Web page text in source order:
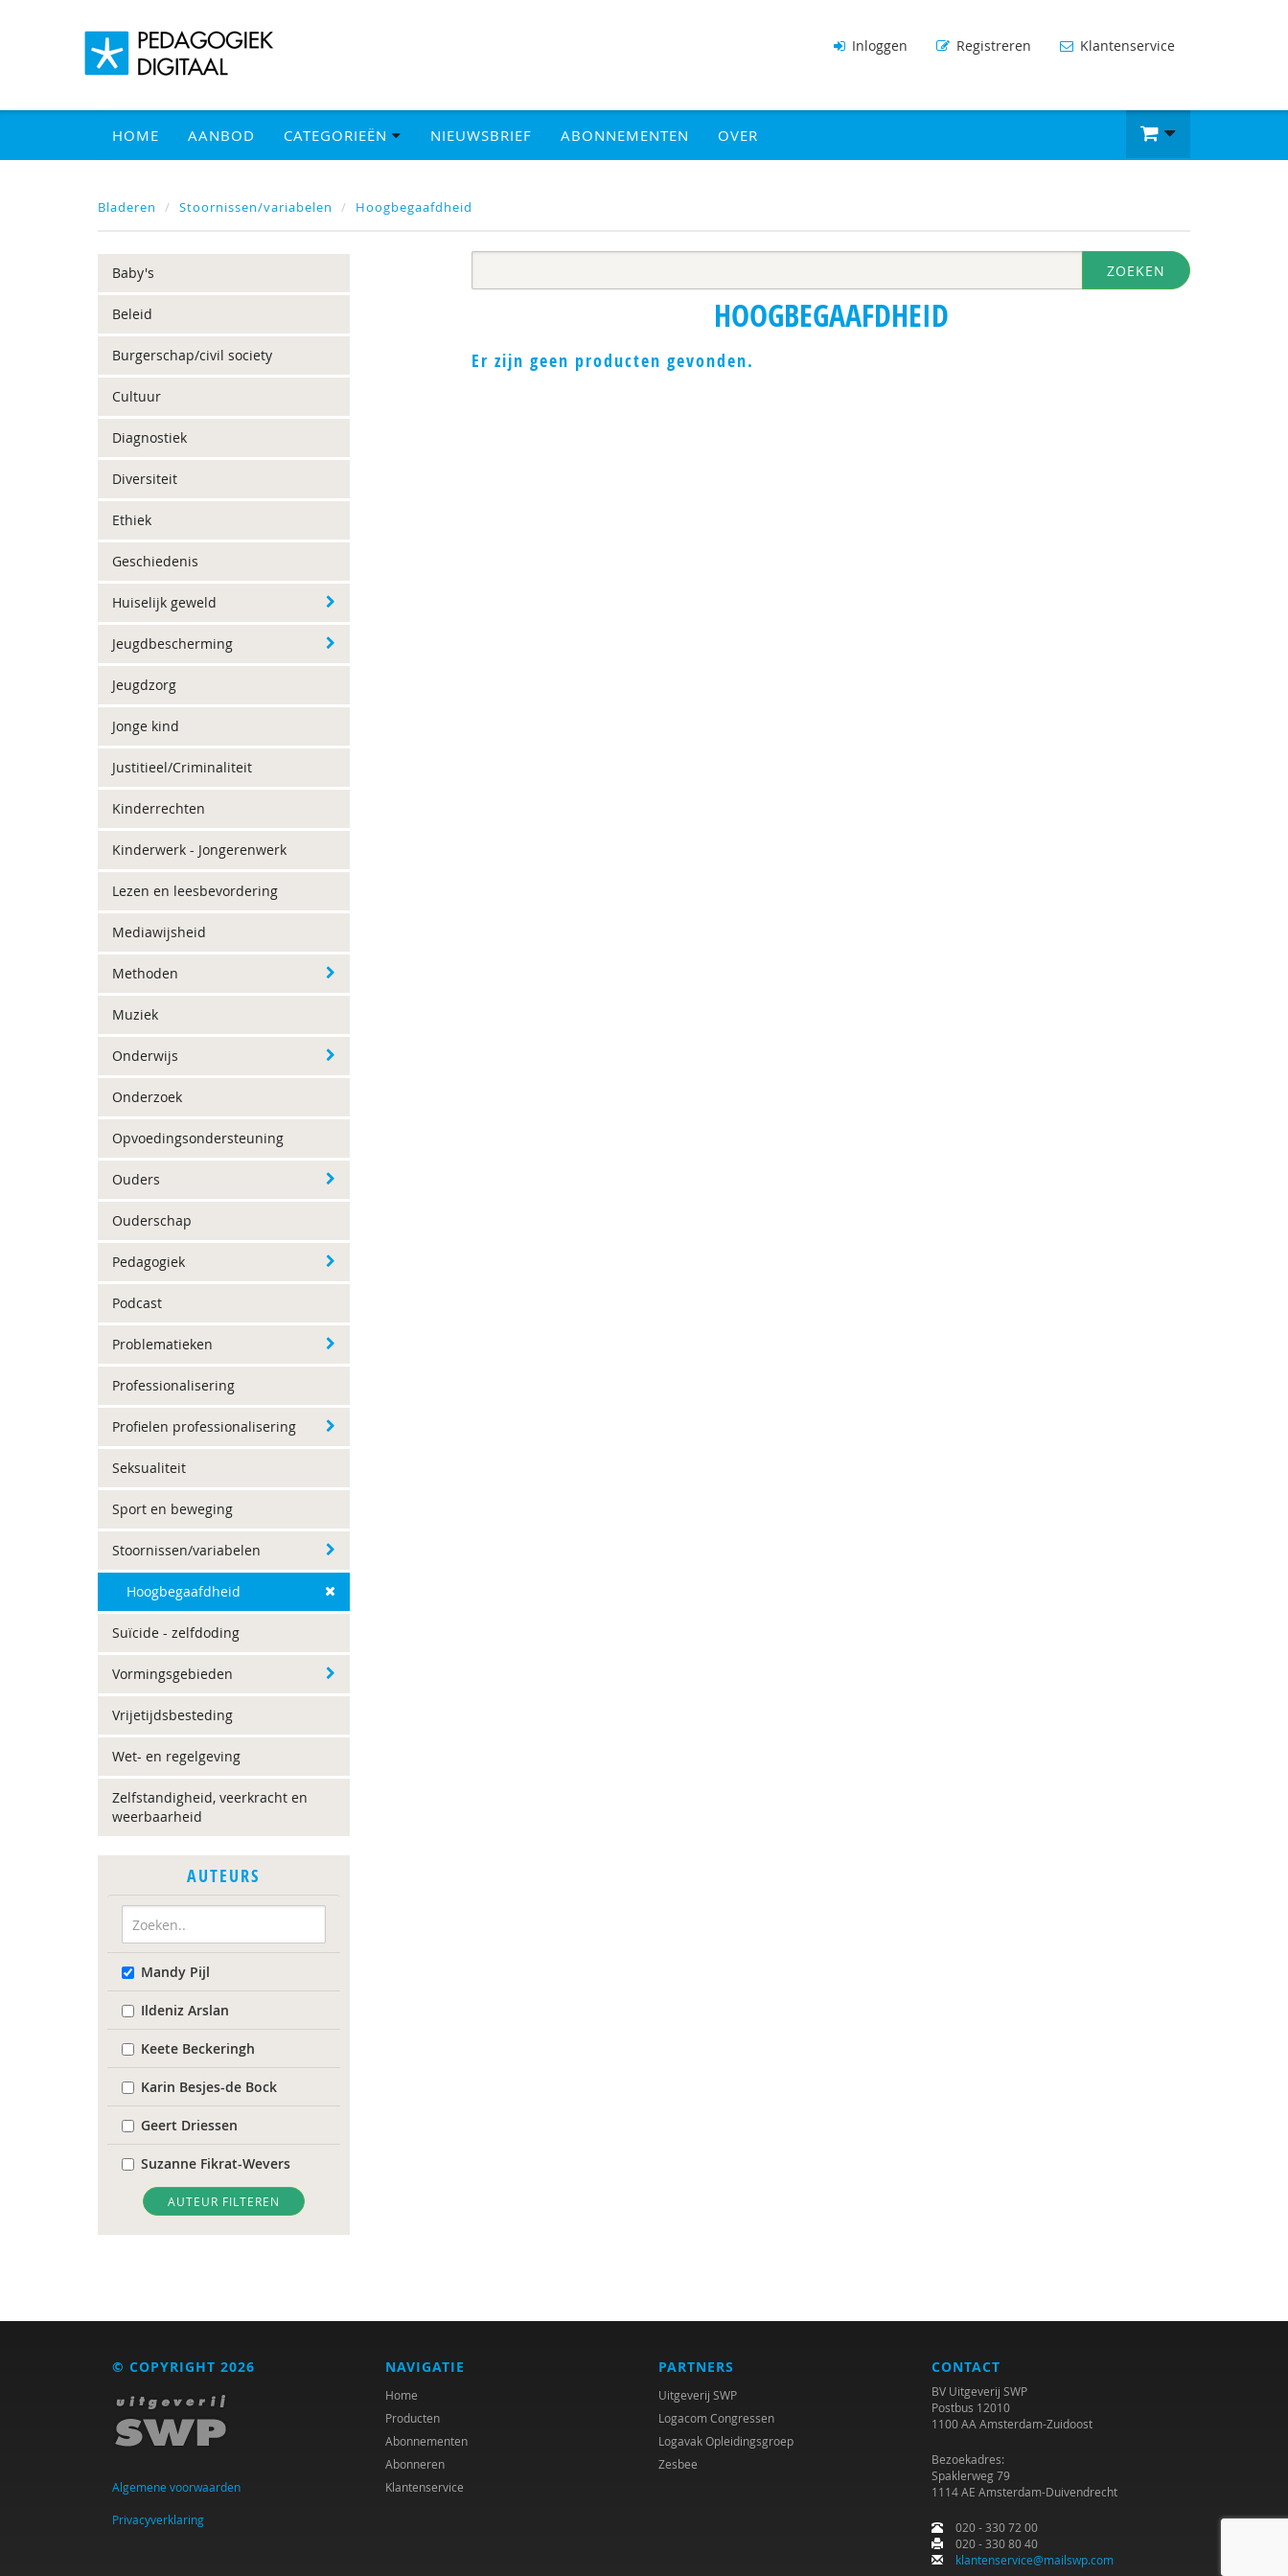
Inloggen Registreren Klantenservice
HOME AANBOD CATEGORIEËN NIEUWSBRIEF ABONNEMENTEN OVER
Bladeren Stoornissen/variabelen Hoogbegaafdheid
Baby's
Beleid
Burgerschap/civil society
Cultuur
Diagnostiek
Diversiteit
Ethiek
Geschiedenis
Huiselijk geweld
Jeugdbescherming
Jeugdzorg
Jonge kind
Justitieel/Criminaliteit
Kinderrechten
Kinderwerk - Jongerenwerk
Lezen en leesbevordering
Mediawijsheid
Methoden
Muziek
Onderwijs
Onderzoek
Opvoedingsondersteuning
Ouders
Ouderschap
Pedagogiek
Podcast
Problematieken
Professionalisering
Profielen professionalisering
Seksualiteit
Sport en beweging
Stoornissen/variabelen
Hoogbegaafdheid
Suïcide - zelfdoding
Vormingsgebieden
Vrijetijdsbesteding
Wet- en regelgeving
Zelfstandigheid, veerkracht en
weerbaarheid
AUTEURS
Mandy Pijl
Ildeniz Arslan
Keete Beckeringh
Karin Besjes-de Bock
Geert Driessen
Suzanne Fikrat-Wevers
Katinka Hol
Sam ten Hove
Ton Mooij
Pieter Span
Paul Stam
AUTEUR FILTEREN
ZOEKEN
HOOGBEGAAFDHEID
Er zijn geen producten gevonden.
© COPYRIGHT 2026
Algemene voorwaarden
Privacyverklaring
NAVIGATIE
Home
Producten
Abonnementen
Abonneren
Klantenservice
PARTNERS
Uitgeverij SWP
Logacom Congressen
Logavak Opleidingsgroep
Zesbee
CONTACT
BV Uitgeverij SWP
Postbus 12010
1100 AA Amsterdam-Zuidoost
Bezoekadres:
Spaklerweg 79
1114 AE Amsterdam-Duivendrecht
020 - 330 72 00
020 - 330 80 40
klantenservice@mailswp.com